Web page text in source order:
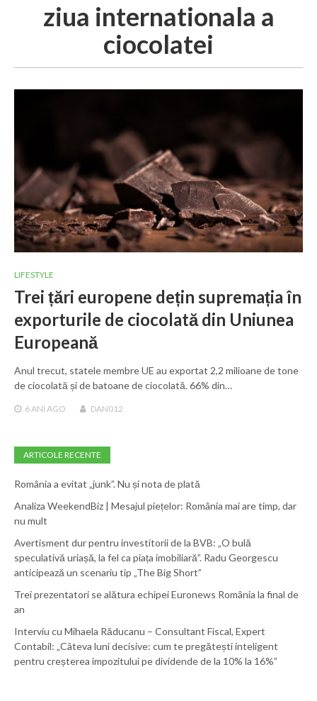
ziua internationala a
ciocolatei
LIFESTYLE
Trei țări europene dețin supremația în
exporturile de ciocolată din Uniunea
Europeană
Anul trecut, statele membre UE au exportat 2,2 milioane de tone
de ciocolată și de batoane de ciocolată. 66% din…
6 ANI AGO DAN012
ARTICOLE RECENTE
România a evitat „junk”. Nu și nota de plată
Analiza WeekendBiz | Mesajul piețelor: România mai are timp, dar
nu mult
Avertisment dur pentru investitorii de la BVB: „O bulă
speculativă uriașă, la fel ca piața imobiliară”. Radu Georgescu
anticipează un scenariu tip „The Big Short”
Trei prezentatori se alătura echipei Euronews România la final de
an
Interviu cu Mihaela Răducanu – Consultant Fiscal, Expert
Contabil: „Câteva luni decisive: cum te pregătești inteligent
pentru creșterea impozitului pe dividende de la 10% la 16%”